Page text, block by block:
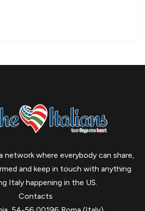
network where everybody can share,
and keep in touch with anything
Italy happening in the US.
Contacts